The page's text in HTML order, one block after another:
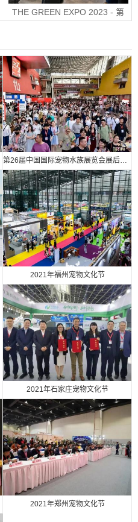
THE GREEN EXPO 2023 - 第
30届墨西哥绿色能源展
第26届中国国际宠物水族展览会展后报告
2021年福州宠物文化节
2021年石家庄宠物文化节
2021年郑州宠物文化节